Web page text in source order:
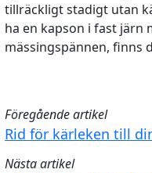
tillräckligt stadigt utan
ha en kapson i fast järn
mässingspännen, finns
Föregående artikel
Rid för kärleken till
Nästa artikel